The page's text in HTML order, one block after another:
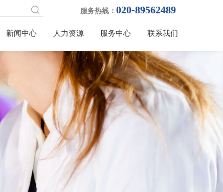
服务热线： 020-89562489
新闻中心 人力资源 服务中心 联系我们